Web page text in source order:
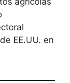
EE.UU. en